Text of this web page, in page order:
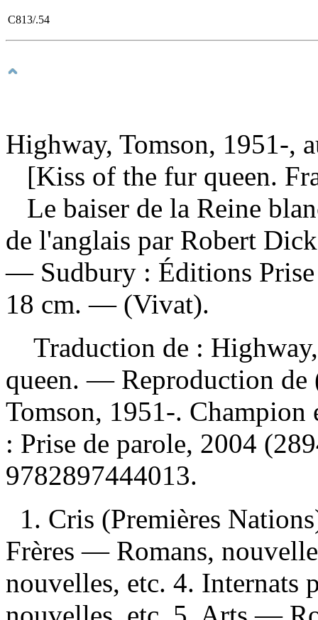
C813/.54
Highway, Tomson, 1951-,
[Kiss of the fur queen.
Le baiser de la Reine
de l'anglais par Robert
— Sudbury : Éditions
18 cm. — (Vivat).
Traduction de :
queen. — Reproduction
Tomson, 1951-. Champion
: Prise de parole, 2004
9782897444013.
1. Cris (Premières
Frères — Romans,
nouvelles, etc. 4.